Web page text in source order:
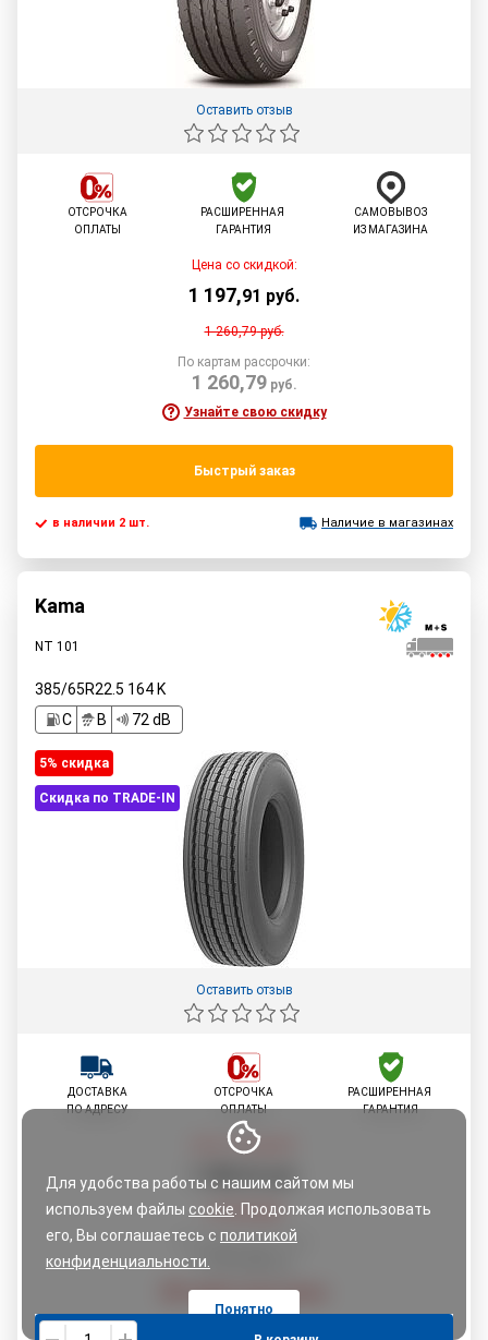
Для удобства работы с нашим сайтом мы
используем файлы cookie . Продолжая использовать
его, Вы соглашаетесь с политикой
конфиденциальности.
Понятно
Оставить отзыв
ОТСРОЧКА
ОПЛАТЫ
РАСШИРЕННАЯ
ГАРАНТИЯ
САМОВЫВОЗ
ИЗ МАГАЗИНА
Цена со скидкой:
1 197,91 руб.
1 260,79руб.
По картам рассрочки:
1 260,79руб.
Узнайте свою скидку
Быстрый заказ
в наличии 2 шт. Наличие в магазинах
Kama
NT 101
385/65R22.5 164K
C
B 72 dB
5% cкидка
Скидка по TRADE-IN
Оставить отзыв
ДОСТАВКА
ПО АДРЕСУ
ОТСРОЧКА
ОПЛАТЫ
РАСШИРЕННАЯ
ГАРАНТИЯ
Цена со скидкой:
1 208,94руб.
1 272,40руб.
По картам рассрочки:
1 272,40
Узнайте свою скидку